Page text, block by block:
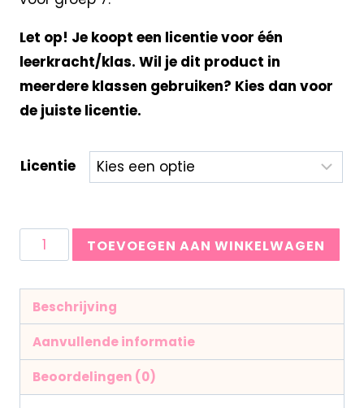
Let op! Je koopt een licentie voor één
leerkracht/klas. Wil je dit product in
meerdere klassen gebruiken? Kies dan voor
de juiste licentie.
Licentie
TOEVOEGEN AAN WINKELWAGEN
Beschrijving
Aanvullende informatie
Beoordelingen (0)